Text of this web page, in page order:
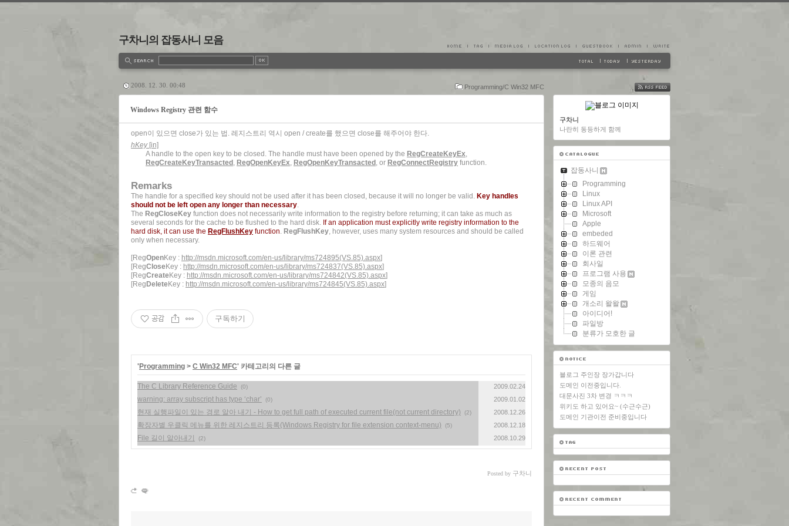
구차니의 잡동사니 모음
Programming/C Win32 MFC
2008. 12. 30. 00:48
Windows Registry 관련 함수
open이 있으면 close가 있는 법. 레지스트리 역시 open / create를 했으면 close를 해주어야 한다.
hKey[in]
A handle to the open key to be closed. The handle must have been opened by the RegCreateKeyEx,
RegCreateKeyTransacted , RegOpenKeyEx, RegOpenKeyTransacted , or RegConnectRegistry function.
Remarks
The handle for a specified key should not be used after it has been closed, because it will no longer be valid. Key handles
should not be left open any longer than necessary.
The RegCloseKey function does not necessarily write information to the registry before returning; it can take as much as
several seconds for the cache to be flushed to the hard disk. If an application must explicitly write registry information to the
hard disk, it can use the RegFlushKey function. RegFlushKey, however, uses many system resources and should be called
only when necessary.
[RegOpenKey : http://msdn.microsoft.com/en-us/library/ms724895(VS.85).aspx]
[RegCloseKey : http://msdn.microsoft.com/en-us/library/ms724837(VS.85).aspx]
[RegCreateKey : http://msdn.microsoft.com/en-us/library/ms724842(VS.85).aspx]
[Reg DeleteKey : http://msdn.microsoft.com/en-us/library/ms724845(VS.85).aspx]
공감 구독하기
'Programming > C Win32 MFC' 카테고리의 다른 글
The C Library Reference Guide (0) 2009.02.24
warning: array subscript has type ‘char’ (0) 2009.01.02
현재 실행파일이 있는 경로 알아 내기 - How to get full path of executed current file(not current directory) (2) 2008.12.26
확장자별 우클릭 메뉴를 위한 레지스트리 등록(Windows Registry for file extension context-menu) (5) 2008.12.18
File 길이 알아내기 (2) 2008.10.29
Posted by 구차니
FEED
구차니
나란히 동등하게 함께
잡동사니
Programming
Linux
Linux API
Microsoft
Apple
embeded
하드웨어
이론 관련
회사일
프로그램 사용
모종의 음모
게임
개소리 왈왈
아이디어!
파일방
분류가 모호한 글
블로그 주인장 장가갑니다
도메인 이전중입니다.
대문사진 3차 변경 ㅋㅋㅋ
위키도 하고 있어요~ (수근수근)
도메인 기관이전 준비중입니다